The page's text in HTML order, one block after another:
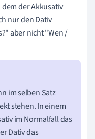
der Akkusativ
nur den Dativ
aber nicht "Wen /
im selben Satz
stehen. In einem
im Normalfall das
Dativ das